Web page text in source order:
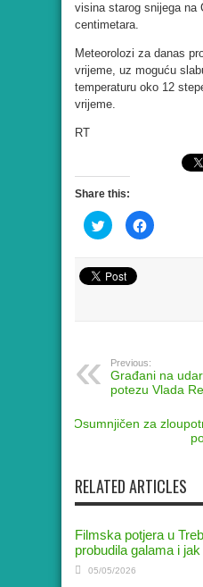
visina starog snijega na
centimetara.
Meteorolozi za danas
vrijeme, uz moguću
temperaturu oko 12
vrijeme.
RT
Share this:
Click
to
share
Twitter
(Opens
in
Click
to
Previous:
Građani na
potezu Vlada
Osumnjičen za
RELATED ARTICLES
Filmska potjera u
probudila galama i
05/05/2026